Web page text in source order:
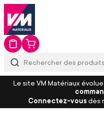
Le site VM Matériaux
Connectez-vousdès